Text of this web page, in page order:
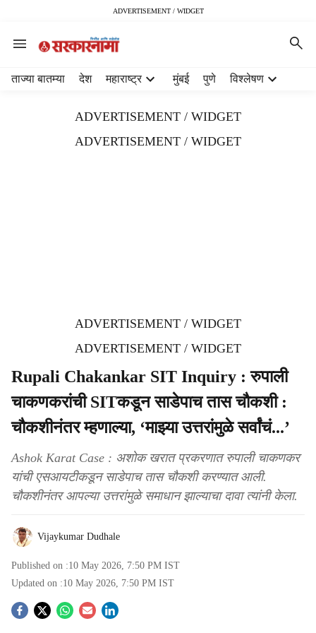
ADVERTISEMENT / WIDGET
ताज्या बातम्या देश महाराष्ट्र मुंबई पुणे विश्लेषण
ADVERTISEMENT / WIDGET
ADVERTISEMENT / WIDGET
ADVERTISEMENT / WIDGET
ADVERTISEMENT / WIDGET
Rupali Chakankar SIT Inquiry : रुपाली
चाकणकरांची SITकडून साडेपाच तास चौकशी :
चौकशीनंतर म्हणाल्या, ‘माझ्या उत्तरांमुळे सर्वांचं...’
Ashok Karat Case : अशोक खरात प्रकरणात रुपाली चाकणकर
यांची एसआयटीकडून साडेपाच तास चौकशी करण्यात आली.
चौकशीनंतर आपल्या उत्तरांमुळे समाधान झाल्याचा दावा त्यांनी केला.
Vijaykumar Dudhale
Published on :10 May 2026, 7:50 PM IST
Updated on :10 May 2026, 7:50 PM IST
S